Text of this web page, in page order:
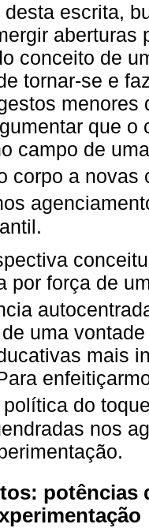
desta escrita,
aberturas
conceito de
tornar-se e
que
campo de
corpo a novas
por força de
uma
mais
do
nos
potências